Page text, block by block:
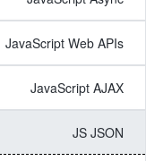
JavaScript Web APIs
JavaScript AJAX
JS JSON